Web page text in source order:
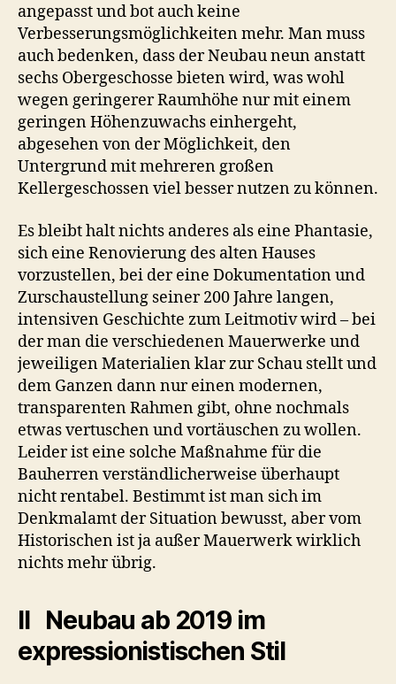
angepasst und bot auch keine
Verbesserungsmöglichkeiten mehr. Man muss
auch bedenken, dass der Neubau neun anstatt
sechs Obergeschosse bieten wird, was wohl
wegen geringerer Raumhöhe nur mit einem
geringen Höhenzuwachs einhergeht,
abgesehen von der Möglichkeit, den
Untergrund mit mehreren großen
Kellergeschossen viel besser nutzen zu können.
Es bleibt halt nichts anderes als eine Phantasie,
sich eine Renovierung des alten Hauses
vorzustellen, bei der eine Dokumentation und
Zurschaustellung seiner 200 Jahre langen,
intensiven Geschichte zum Leitmotiv wird – bei
der man die verschiedenen Mauerwerke und
jeweiligen Materialien klar zur Schau stellt und
dem Ganzen dann nur einen modernen,
transparenten Rahmen gibt, ohne nochmals
etwas vertuschen und vortäuschen zu wollen.
Leider ist eine solche Maßnahme für die
Bauherren verständlicherweise überhaupt
nicht rentabel. Bestimmt ist man sich im
Denkmalamt der Situation bewusst, aber vom
Historischen ist ja außer Mauerwerk wirklich
nichts mehr übrig.
II Neubau ab 2019 im
expressionistischen Stil